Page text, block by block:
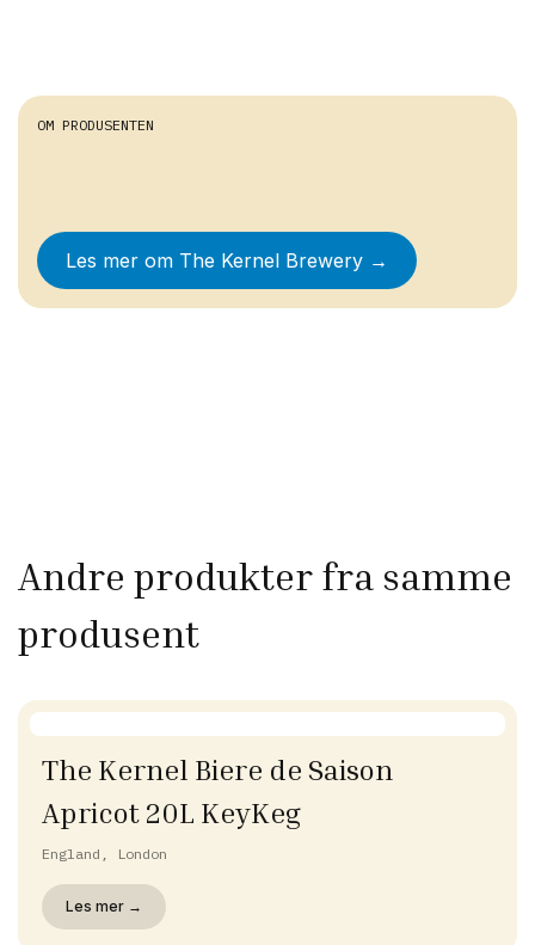
OM PRODUSENTEN
Les mer om The Kernel Brewery →
Andre produkter fra samme
produsent
The Kernel Biere de Saison
Apricot 20L KeyKeg
England, London
Les mer →